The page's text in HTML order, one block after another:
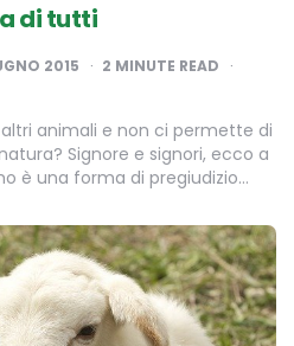
di tutti
2015 2 MINUTE READ
animali e non ci permette di
Signore e signori, ecco a
è una forma di pregiudizio…